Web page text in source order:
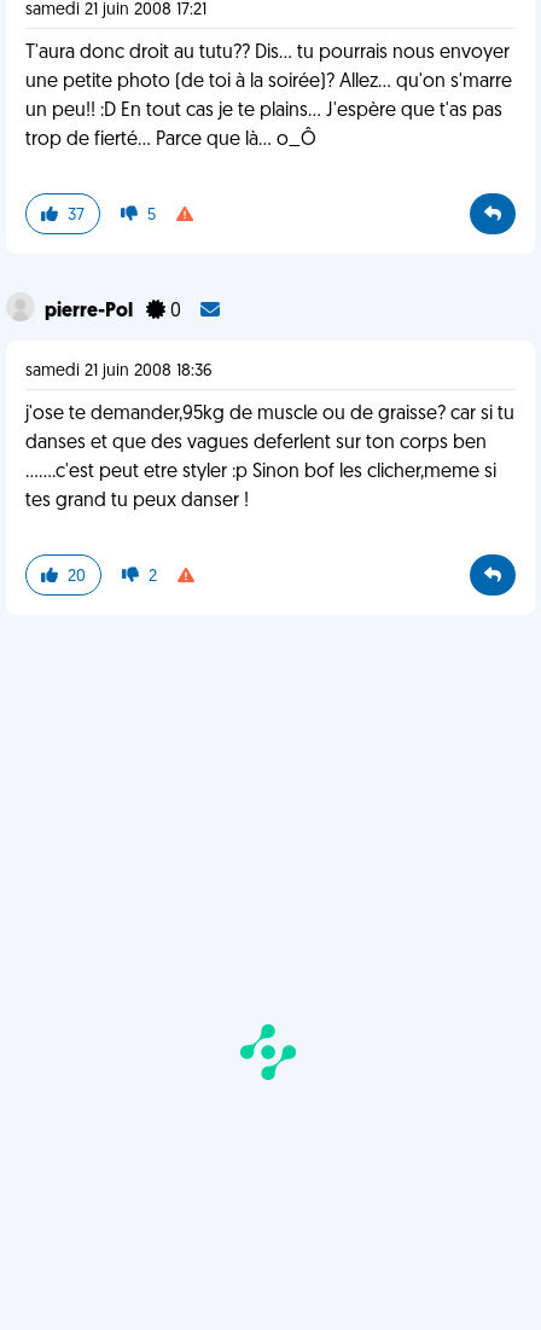
samedi 21 juin 2008 17:21
T'aura donc droit au tutu?? Dis... tu pourrais nous envoyer
une petite photo (de toi à la soirée)? Allez... qu'on s'marre
un peu!! :D En tout cas je te plains... J'espère que t'as pas
trop de fierté... Parce que là... o_Ô
37 5
pierre-Pol 0
samedi 21 juin 2008 18:36
j'ose te demander,95kg de muscle ou de graisse? car si tu
danses et que des vagues deferlent sur ton corps ben
.......c'est peut etre styler :p Sinon bof les clicher,meme si
tes grand tu peux danser !
20 2